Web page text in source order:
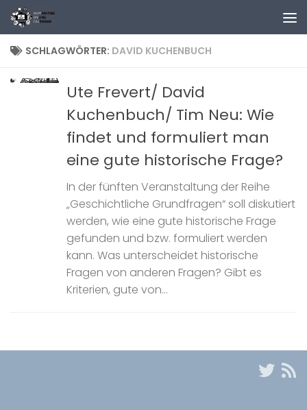
Zum Inhalt springen
SCHLAGWÖRTER: DAVID KUCHENBUCH
Ute Frevert/ David
Kuchenbuch/ Tim Neu: Wie
findet und formuliert man
eine gute historische Frage?
In der fünften Veranstaltung der Reihe
„Geschichtliche Grundfragen“ soll diskutiert
werden, wie eine gute historische Frage
gefunden und bzw. formuliert werden
kann. Was unterscheidet historische
Fragen von anderen Fragen? Gibt es
Kriterien, gute von...